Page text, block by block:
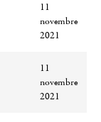
11
novembre
2021
11
novembre
2021